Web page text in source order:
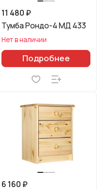
11 480 ₽
Тумба Рондо-4 МД 433
Нет в наличии
Подробнее
6 160 ₽